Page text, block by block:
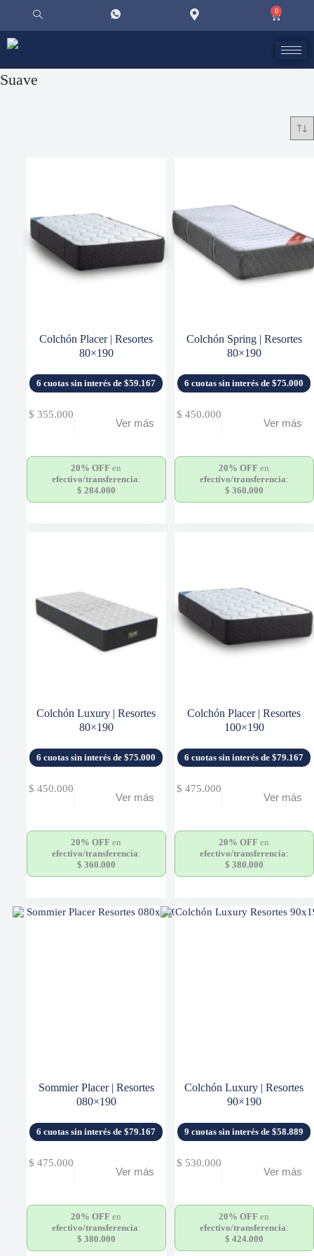
0
Suave
Colchón Placer | Resortes
80×190
6 cuotas sin interés de $59.167
$ 355.000
Ver más
20% OFF en
efectivo/transferencia:
$ 284.000
Colchón Spring | Resortes
80×190
6 cuotas sin interés de $75.000
$ 450.000
Ver más
20% OFF en
efectivo/transferencia:
$ 360.000
Colchón Luxury | Resortes
80×190
6 cuotas sin interés de $75.000
$ 450.000
Ver más
20% OFF en
efectivo/transferencia:
$ 360.000
Colchón Placer | Resortes
100×190
6 cuotas sin interés de $79.167
$ 475.000
Ver más
20% OFF en
efectivo/transferencia:
$ 380.000
Sommier Placer | Resortes
080×190
6 cuotas sin interés de $79.167
$ 475.000
Ver más
20% OFF en
efectivo/transferencia:
$ 380.000
Colchón Luxury | Resortes
90×190
9 cuotas sin interés de $58.889
$ 530.000
Ver más
20% OFF en
efectivo/transferencia:
$ 424.000